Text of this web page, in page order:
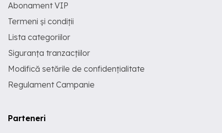
Abonament VIP
Termeni și condiții
Lista categoriilor
Siguranța tranzacțiilor
Modifică setările de confidențialitate
Regulament Campanie
Parteneri